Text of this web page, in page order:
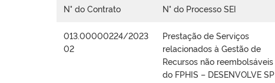
N° do Contrato N° do Processo SEI
013.00000224/2023
02
Prestação de Serviços
relacionados à Gestão de
Recursos não reembolsáveis
do FPHIS – DESENVOLVE SP